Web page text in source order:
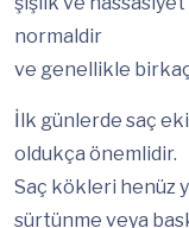
normaldir
ve genellikle
İlk günlerde saç
oldukça önemlidir.
Saç kökleri henüz
sürtünme veya